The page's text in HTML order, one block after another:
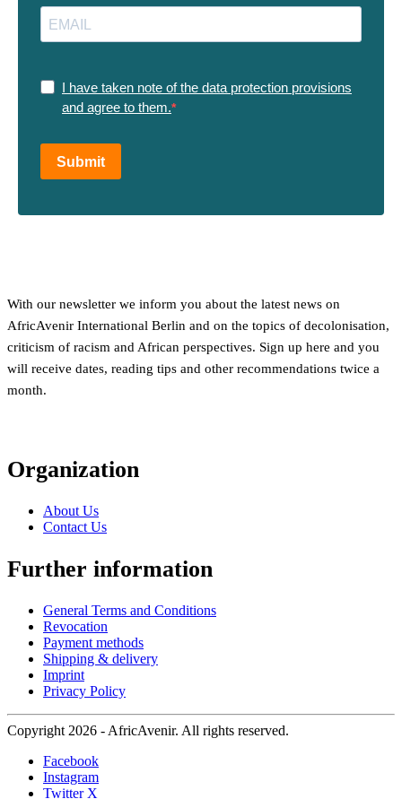
I have taken note of the data protection provisions
and agree to them.
Submit
With our newsletter we inform you about the latest news on
AfricAvenir International Berlin and on the topics of decolonisation,
criticism of racism and African perspectives. Sign up here and you
will receive dates, reading tips and other recommendations twice a
month.
Organization
About Us
Contact Us
Further information
General Terms and Conditions
Revocation
Payment methods
Shipping & delivery
Imprint
Privacy Policy
Copyright 2026 - AfricAvenir. All rights reserved.
Facebook
Instagram
Twitter X